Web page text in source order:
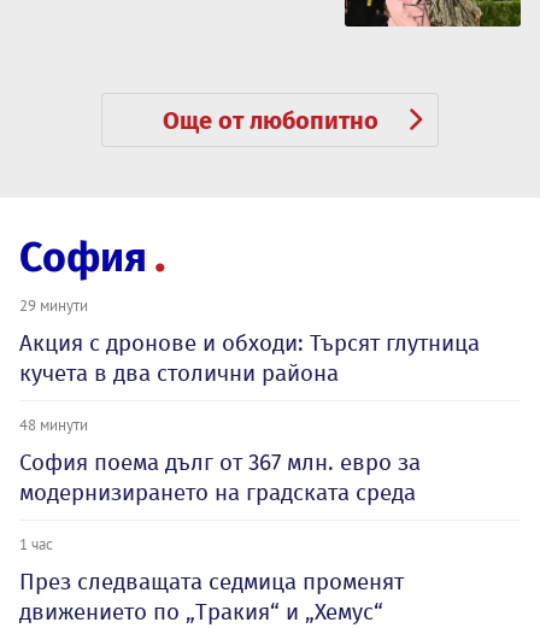
Още от любопитно
София
29 минути
Акция с дронове и обходи: Търсят глутница
кучета в два столични района
48 минути
София поема дълг от 367 млн. евро за
модернизирането на градската среда
1 час
През следващата седмица променят
движението по „Тракия“ и „Хемус“